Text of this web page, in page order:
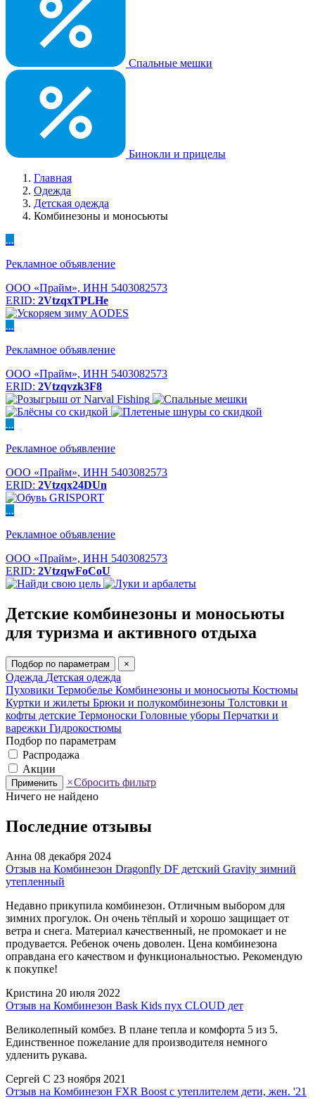
Спальные мешки
Бинокли и прицелы
Главная
Одежда
Детская одежда
Комбинезоны и моносьюты
...
Рекламное объявление
ООО «Прайм», ИНН 5403082573
ERID: 2VtzqxTPLHe
...
Рекламное объявление
ООО «Прайм», ИНН 5403082573
ERID: 2Vtzqvzk3F8
...
Рекламное объявление
ООО «Прайм», ИНН 5403082573
ERID: 2Vtzqx24DUn
...
Рекламное объявление
ООО «Прайм», ИНН 5403082573
ERID: 2VtzqwFoCoU
Детские комбинезоны и моносьюты
для туризма и активного отдыха
Подбор по параметрам ×
Одежда Детская одежда
Пуховики Термобелье Комбинезоны и моносьюты Костюмы
Куртки и жилеты Брюки и полукомбинезоны Толстовки и
кофты детские Термоноски Головные уборы Перчатки и
варежки Гидрокостюмы
Подбор по параметрам
Распродажа
Акции
Применить ×Сбросить фильтр
Ничего не найдено
Последние отзывы
Анна 08 декабря 2024
Отзыв на Комбинезон Dragonfly DF детский Gravity зимний
утепленный
Недавно прикупила комбинезон. Отличным выбором для
зимних прогулок. Он очень тёплый и хорошо защищает от
ветра и снега. Материал качественный, не промокает и не
продувается. Ребенок очень доволен. Цена комбинезона
оправдана его качеством и функциональностью. Рекомендую
к покупке!
Кристина 20 июля 2022
Отзыв на Комбинезон Bask Kids пух CLOUD дет
Великолепный комбез. В плане тепла и комфорта 5 из 5.
Единственное пожелание для производителя немного
удленить рукава.
Сергей С 23 ноября 2021
Отзыв на Комбинезон FXR Boost с утеплителем дети, жен. '21